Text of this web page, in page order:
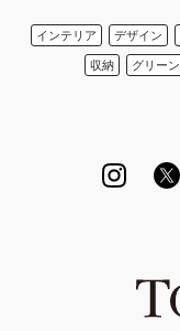
インテリア デザイン
収納
グリーン